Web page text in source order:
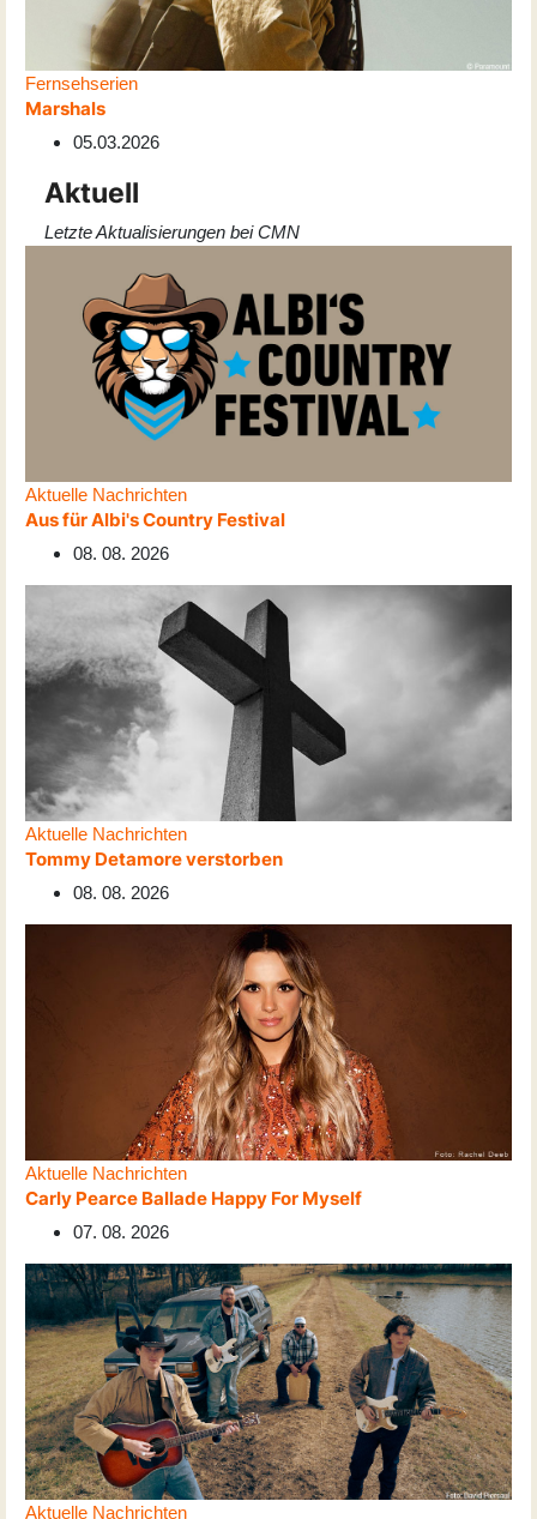
Fernsehserien
Marshals
05.03.2026
Aktuell
Letzte Aktualisierungen bei CMN
Aktuelle Nachrichten
Aus für Albi's Country Festival
08. 08. 2026
Aktuelle Nachrichten
Tommy Detamore verstorben
08. 08. 2026
Aktuelle Nachrichten
Carly Pearce Ballade Happy For Myself
07. 08. 2026
Aktuelle Nachrichten